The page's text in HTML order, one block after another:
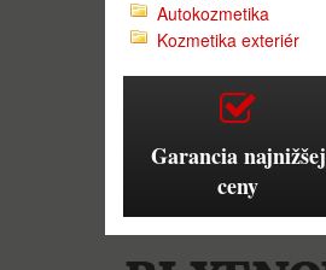
Autokozmetika
Kozmetika exteriér
Garancia najnižšej
ceny